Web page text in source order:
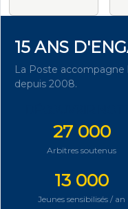
15 ANS
La Poste accompagne
depuis 2008.
27 000
Arbitres soutenus
13 000
Jeunes sensibilisés / an